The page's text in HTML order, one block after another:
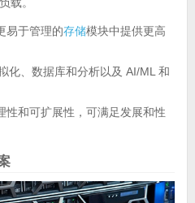
易于管理的存储模块中提供更高
化、数据库和分析以及 AI/ML 和
性和可扩展性，可满足发展和性